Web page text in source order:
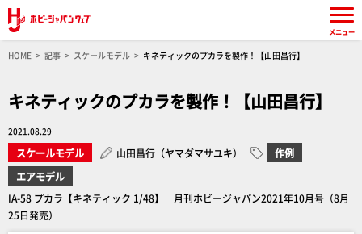
HOME 記事 スケールモデル キネティックのプカラを製作！【山田昌行】
キネティックのプカラを製作！【山田昌行】
2021.08.29
スケールモデル 山田昌行（ヤマダマサユキ）
作例
エアモデル
IA-58 プカラ【キネティック 1/48】 月刊ホビージャパン2021年10月号（8月
25日発売）
メニュー